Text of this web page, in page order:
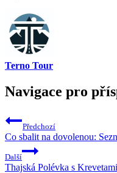
Terno Tour
Navigace pro
Předchozí
Co sbalit na dovolenou:
Další
Thajská Polévka s